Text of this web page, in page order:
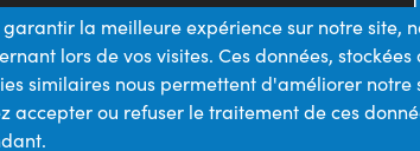
Appels d'offres
Plan du site
garantir la meilleure expérience sur notre site,
lors de vos visites. Ces données,
similaires nous permettent d'améliorer notre
accepter ou refuser le traitement de ces